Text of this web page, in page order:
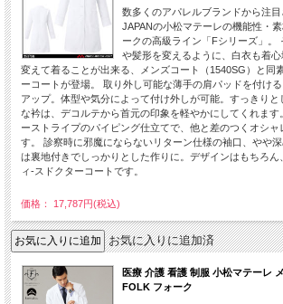
数多くのアパレルブランドから注
JAPANの小松マテーレの機能性・
ークの高級ライン「Fシリーズ」。
や髪形を変えるように、白衣も着
変えて着ることが出来る、メンズコート（1540SG）と同
ーコートが登場。 取り外し可能な薄手の肩パッドを付け
アップ。体型や気分によって付け外しが可能。すっきりと
な衿は、デコルテから首元の印象を軽やかにしてくれま
ーストライプのパイピング仕立てで、他と差のつくオシ
す。 診察時に邪魔にならないリターン仕様の袖口、やや
は裏地付きでしっかりとした作りに。デザインはもちろ
ィ-スドクターコートです。
価格： 17,787円(税込)
お気に入りに追加済
医療 介護 看護 制服 小松マテーレ
FOLK フォーク